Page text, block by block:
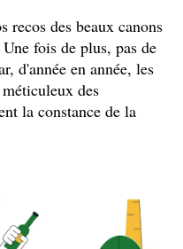
recos des beaux canons
fois de plus, pas de
d'année en année, les
des
la constance de la